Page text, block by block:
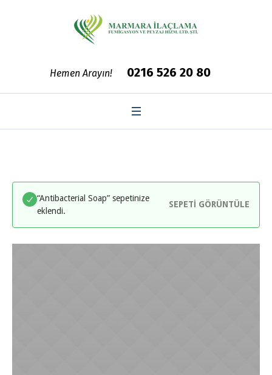
Hemen Arayın! 0216 526 20 80
SEPETI GÖRÜNTÜLE
“Antibacterial Soap” sepetinize
eklendi.